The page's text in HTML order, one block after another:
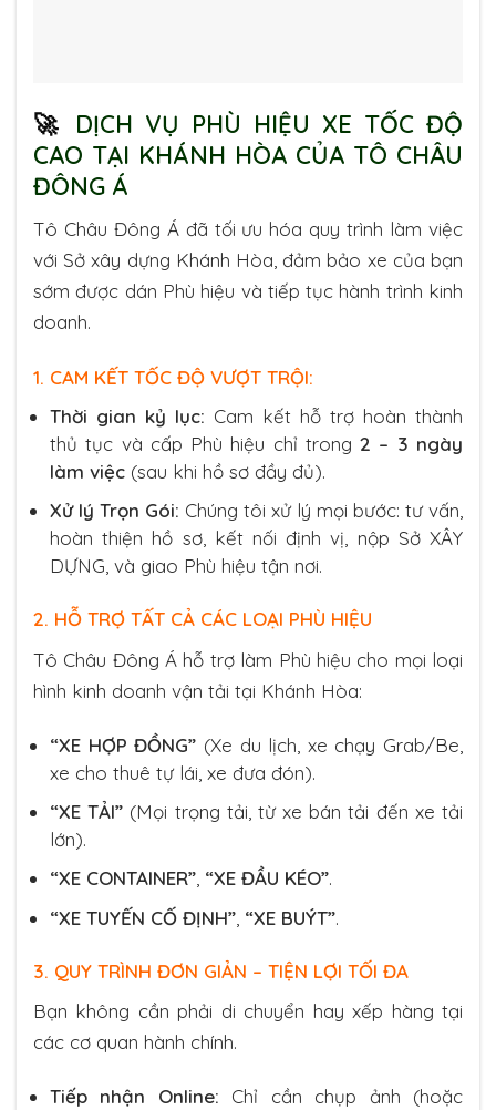
🚀 DỊCH VỤ PHÙ HIỆU XE TỐC ĐỘ
CAO TẠI KHÁNH HÒA CỦA TÔ CHÂU
ĐÔNG Á
Tô Châu Đông Á đã tối ưu hóa quy trình làm việc
với Sở xây dựng Khánh Hòa, đảm bảo xe của bạn
sớm được dán Phù hiệu và tiếp tục hành trình kinh
doanh.
1. CAM KẾT TỐC ĐỘ VƯỢT TRỘI:
Thời gian kỷ lục: Cam kết hỗ trợ hoàn thành
thủ tục và cấp Phù hiệu chỉ trong2 – 3 ngày
làm việc (sau khi hồ sơ đầy đủ).
Xử lý Trọn Gói: Chúng tôi xử lý mọi bước: tư vấn,
hoàn thiện hồ sơ, kết nối định vị, nộp Sở XÂY
DỰNG, và giao Phù hiệu tận nơi.
2. HỖ TRỢ TẤT CẢ CÁC LOẠI PHÙ HIỆU
Tô Châu Đông Á hỗ trợ làm Phù hiệu cho mọi loại
hình kinh doanh vận tải tại Khánh Hòa:
“XE HỢP ĐỒNG” (Xe du lịch, xe chạy Grab/Be,
xe cho thuê tự lái, xe đưa đón).
“XE TẢI” (Mọi trọng tải, từ xe bán tải đến xe tải
lớn).
“XE CONTAINER”, “XE ĐẦU KÉO”.
“XE TUYẾN CỐ ĐỊNH” “XE BUÝT”.
3. QUY TRÌNH ĐƠN GIẢN – TIỆN LỢI TỐI ĐA
Bạn không cần phải di chuyển hay xếp hàng tại
các cơ quan hành chính.
Tiếp nhận Online: Chỉ cần chụp ảnh (hoặc